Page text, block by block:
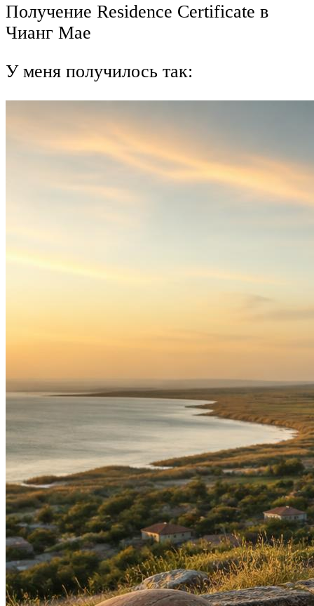
Получение Residence Certificate в
Чианг Мае
У меня получилось так: